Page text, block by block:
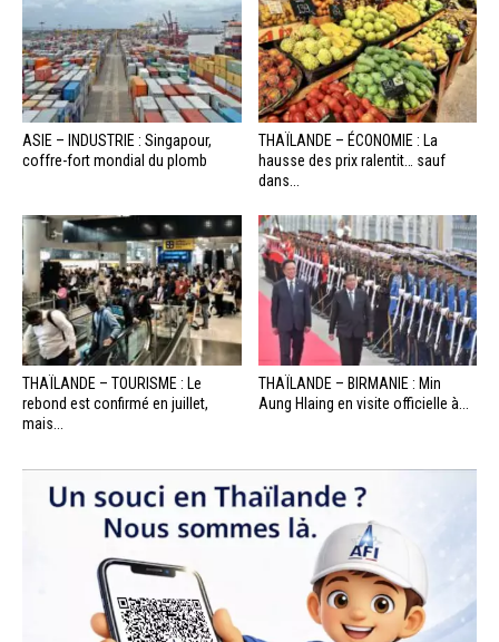
ASIE – INDUSTRIE : Singapour,
coffre-fort mondial du plomb
THAÏLANDE – ÉCONOMIE : La
hausse des prix ralentit… sauf
dans...
THAÏLANDE – TOURISME : Le
rebond est confirmé en juillet,
mais...
THAÏLANDE – BIRMANIE : Min
Aung Hlaing en visite officielle à...